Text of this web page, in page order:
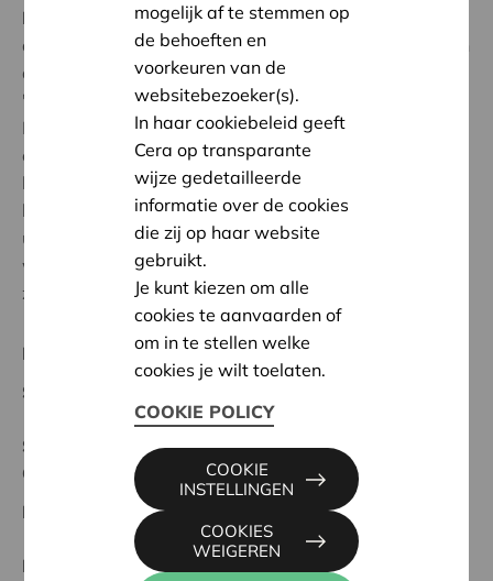
Programma:
Iedereen gelijke kansen bieden om
actief, volwaardig en gelijkwaardig deel te nemen aan
de samenleving
'Het project Fika on tour is actief in Oudenburg, De
Haan en Bredene. We ondersteunen mensen die
ernstig verlies van gezondheid hebben (gekend). Om
bezoekers een veilig en geborgen gevoel te geven is
het belangrijk hen te verwelkomen in een warme en
uitnodigende plek. Dankzij de steun van Cera konden
we onze 3 livings een gezellig karakter geven met
zeteltjes, decoratie, boeken, koffiezet...'
Regionaal Project
Startdatum:
Status:
Volledig
Oostende
Datum:
22/05/2025
Beslissing: Goedgekeurd
mogelijk af te stemmen op
de behoeften en
voorkeuren van de
websitebezoeker(s).
In haar cookiebeleid geeft
Cera op transparante
wijze gedetailleerde
informatie over de cookies
die zij op haar website
gebruikt.
Je kunt kiezen om alle
cookies te aanvaarden of
om in te stellen welke
cookies je wilt toelaten.
COOKIE POLICY
COOKIES
WEIGEREN
COOKIE
INSTELLINGEN